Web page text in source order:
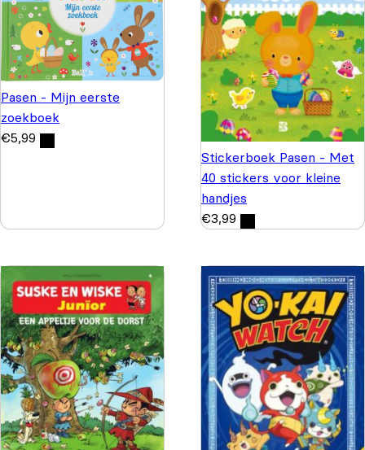
Pasen - Mijn eerste
zoekboek
€5,99
Stickerboek Pasen - Met
40 stickers voor kleine
handjes
€3,99